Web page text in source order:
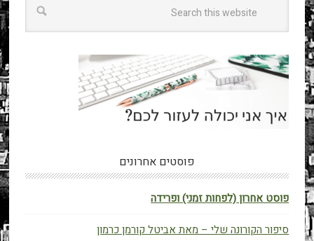
פוסטים אחרונים
פוסט אחרון (לפחות זמני) ופרידה
סיפור הקורונה שלי – מאת אביטל קורמן כרמון